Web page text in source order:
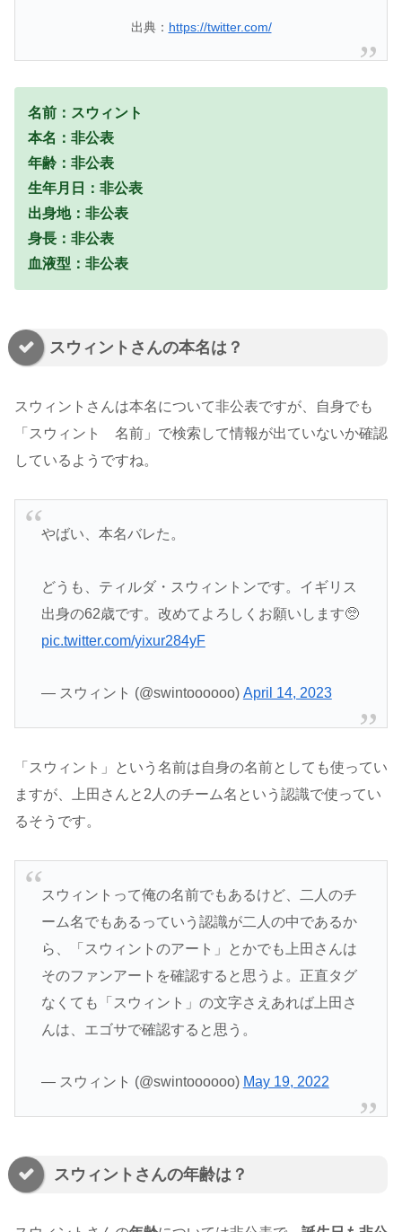
出典： https://twitter.com/
名前：スウィント
本名：非公表
年齢：非公表
生年月日：非公表
出身地：非公表
身長：非公表
血液型：非公表
スウィントさんの本名は？
スウィントさんは本名について非公表ですが、自身でも
「スウィント 名前」で検索して情報が出ていないか確認
しているようですね。
やばい、本名バレた。
どうも、ティルダ・スウィントンです。イギリス
出身の62歳です。改めてよろしくお願いします🥺
pic.twitter.com/yixur284yF
— スウィント (@swintoooooo) April 14, 2023
「スウィント」という名前は自身の名前としても使ってい
ますが、上田さんと2人のチーム名という認識で使ってい
るそうです。
スウィントって俺の名前でもあるけど、二人のチ
ーム名でもあるっていう認識が二人の中であるか
ら、「スウィントのアート」とかでも上田さんは
そのファンアートを確認すると思うよ。正直タグ
なくても「スウィント」の文字さえあれば上田さ
んは、エゴサで確認すると思う。
— スウィント (@swintoooooo) May 19, 2022
スウィントさんの年齢は？